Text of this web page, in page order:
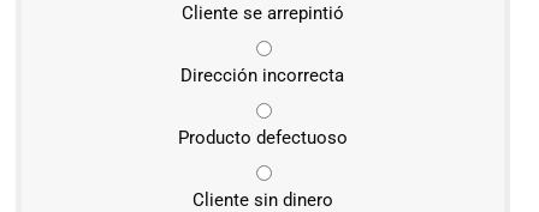
Cliente se arrepintió
Dirección incorrecta
Producto defectuoso
Cliente sin dinero